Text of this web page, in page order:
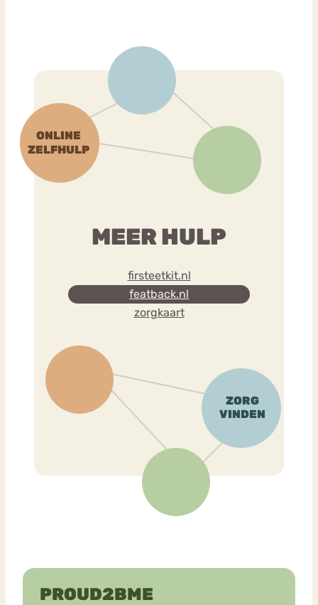
MEER HULP
firsteetkit.nl
featback.nl
zorgkaart
PROUD2BME